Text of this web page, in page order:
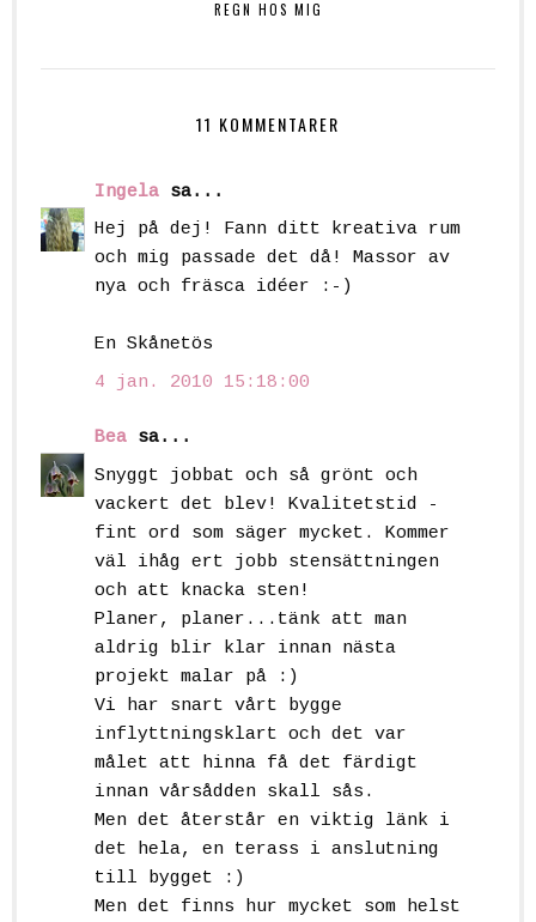
REGN HOS MIG
11 KOMMENTARER
Ingela sa...
Hej på dej! Fann ditt kreativa rum
och mig passade det då! Massor av
nya och fräsca idéer :-)
En Skånetös
4 jan. 2010 15:18:00
Bea sa...
Snyggt jobbat och så grönt och
vackert det blev! Kvalitetstid -
fint ord som säger mycket. Kommer
väl ihåg ert jobb stensättningen
och att knacka sten!
Planer, planer...tänk att man
aldrig blir klar innan nästa
projekt malar på :)
Vi har snart vårt bygge
inflyttningsklart och det var
målet att hinna få det färdigt
innan vårsådden skall sås.
Men det återstår en viktig länk i
det hela, en terass i anslutning
till bygget :)
Men det finns hur mycket som helst